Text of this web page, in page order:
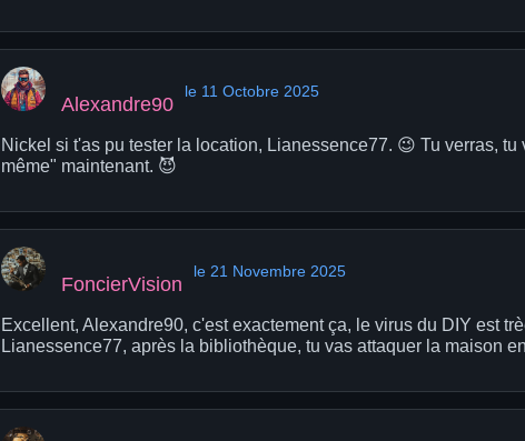
Alexandre90
le 11 Octobre 2025
Nickel si t'as pu tester la location, Lianessence77. 😉 Tu verras,
même" maintenant. 😈
FoncierVision
le 21 Novembre 2025
Excellent, Alexandre90, c'est exactement ça, le virus du DIY est
Lianessence77, après la bibliothèque, tu vas attaquer la maison